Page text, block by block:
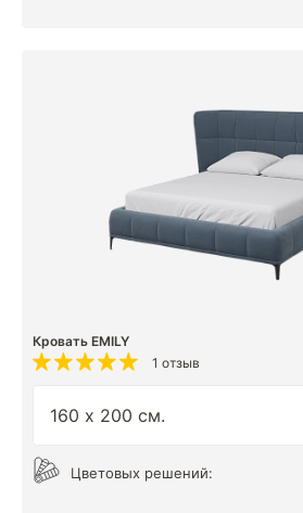
Кровать EMILY
1 отзыв
Цветовых решений: